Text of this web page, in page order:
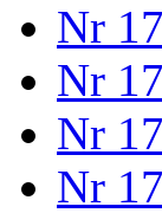
Nr
Nr
Nr
Nr